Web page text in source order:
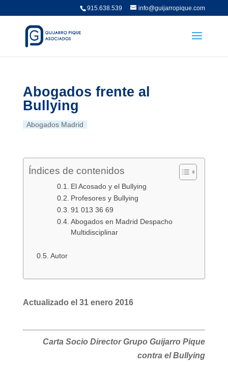
915.638.539 info@guijarropique.com
Abogados frente al
Bullying
Abogados Madrid
Índices de contenidos
El Acosado y el Bullying
Profesores y Bullying
91 013 36 69
Abogados en Madrid Despacho
Multidisciplinar
Autor
Actualizado el 31 enero 2016
Carta Socio Director Grupo Guijarro Pique
contra el Bullying